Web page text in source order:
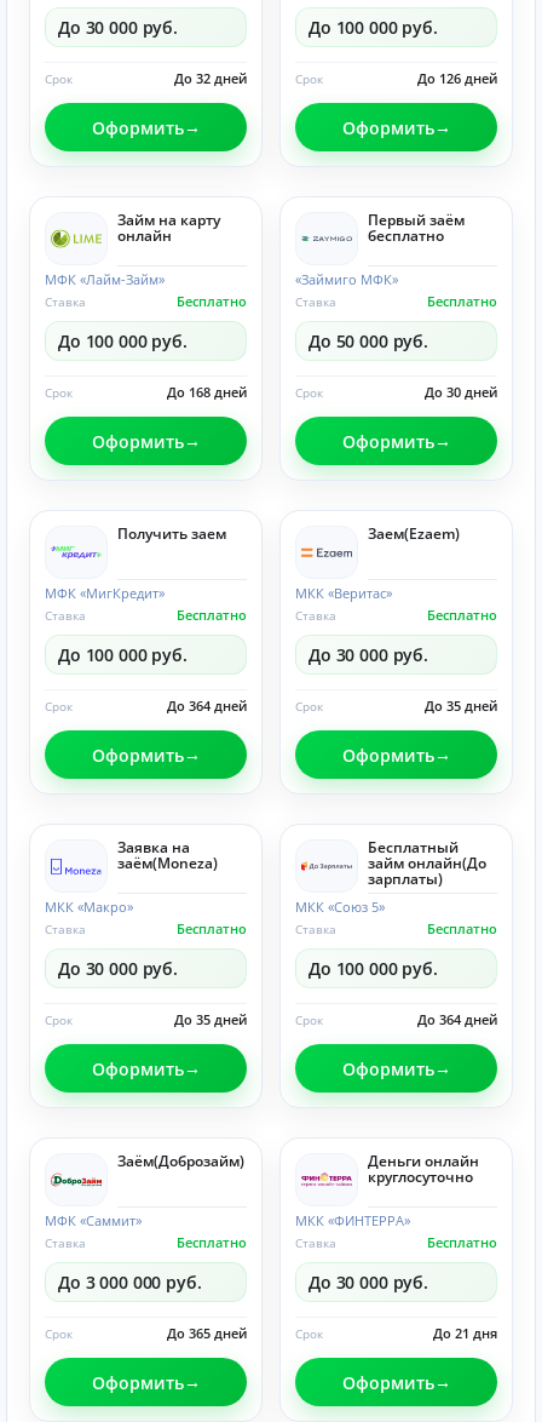
До 30 000 руб.
До 32 дней
Срок
Оформить
До 100 000 руб.
До 126 дней
Срок
Оформить
Займ на карту
онлайн
МФК «Лайм-Займ»
Бесплатно
Ставка
До 100 000 руб.
До 168 дней
Срок
Оформить
Первый заём
бесплатно
«Займиго МФК»
Бесплатно
Ставка
До 50 000 руб.
До 30 дней
Срок
Оформить
Получить заем
МФК «МигКредит»
Бесплатно
Ставка
До 100 000 руб.
До 364 дней
Срок
Оформить
Заем(Ezaem)
МКК «Веритас»
Бесплатно
Ставка
До 30 000 руб.
До 35 дней
Срок
Оформить
Заявка на
заём(Moneza)
МКК «Макро»
Бесплатно
Ставка
До 30 000 руб.
До 35 дней
Срок
Оформить
Бесплатный
займ онлайн(До
зарплаты)
МКК «Союз 5»
Бесплатно
Ставка
До 100 000 руб.
До 364 дней
Срок
Оформить
Заём(Доброзайм)
МФК «Саммит»
Бесплатно
Ставка
До 3 000 000 руб.
До 365 дней
Срок
Оформить
Деньги онлайн
круглосуточно
МКК «ФИНТЕРРА»
Бесплатно
Ставка
До 30 000 руб.
До 21 дня
Срок
Оформить